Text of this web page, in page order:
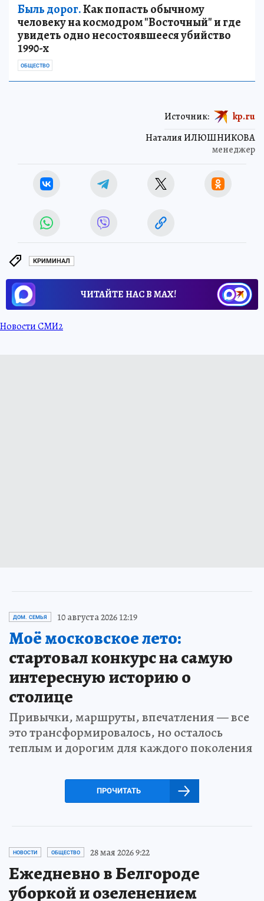
Быль дорог.Как попасть обычному
человеку на космодром "Восточный" и где
увидеть одно несостоявшееся убийство
1990-х
ОБЩЕСТВО
Наталия ИЛЮШНИКОВА
менеджер
Источник: kp.ru
КРИМИНАЛ
ЧИТАЙТЕ НАС В МАХ!
Новости СМИ2
ДОМ. СЕМЬЯ 10 августа 2026 12:19
Моё московское лето:
стартовал конкурс на самую
интересную историю о
столице
Привычки, маршруты, впечатления — все
это трансформировалось, но осталось
теплым и дорогим для каждого поколения
ПРОЧИТАТЬ
НОВОСТИ ОБЩЕСТВО 28 мая 2026 9:22
Ежедневно в Белгороде
уборкой и озеленением